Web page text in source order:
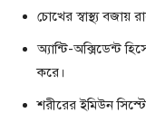
চোখের স্বাস্থ্য বজায়
অ্যান্টি-অক্সিডেন্ট
করে।
শরীরের ইমিউন